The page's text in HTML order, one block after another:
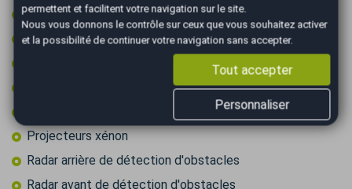
Palettes au volant
Peinture integrale
Projecteurs xénon
Radar arrière de détection d'obstacles
Radar avant de détection d'obstacles
permettent et facilitent votre navigation sur le site.
Nous vous donnons le contrôle sur ceux que vous souhaitez activer
et la possibilité de continuer votre navigation sans accepter.
Tout accepter
Personnaliser